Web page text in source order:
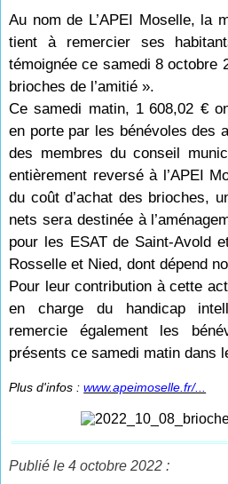
Au nom de L’APEI Moselle, la
tient à remercier ses
témoignée ce samedi 8 octobre
brioches de l’amitié ».
Ce samedi matin, 1 608,02 €
en porte par les bénévoles des
des membres du conseil
entièrement reversé à l’APEI
du coût d’achat des brioches,
nets sera destinée à
pour les ESAT de Saint-Avold
Rosselle et Nied, dont dépend
Pour leur contribution à cette
en charge du handicap
remercie également les
présents ce samedi matin dans
Plus d'infos :www.apeimoselle.fr/...
Publié le 4 octobre 2022 :